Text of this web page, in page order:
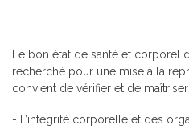
Le bon état de santé et corporel
recherché pour une mise à la
convient de vérifier et de maîtriser
- L’intégrité corporelle et des